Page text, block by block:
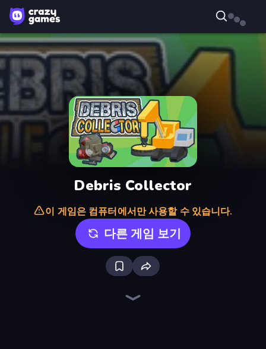
Debris Collector
이 게임은 컴퓨터에서만 사용할 수 있습니다.
다른 게임 보기